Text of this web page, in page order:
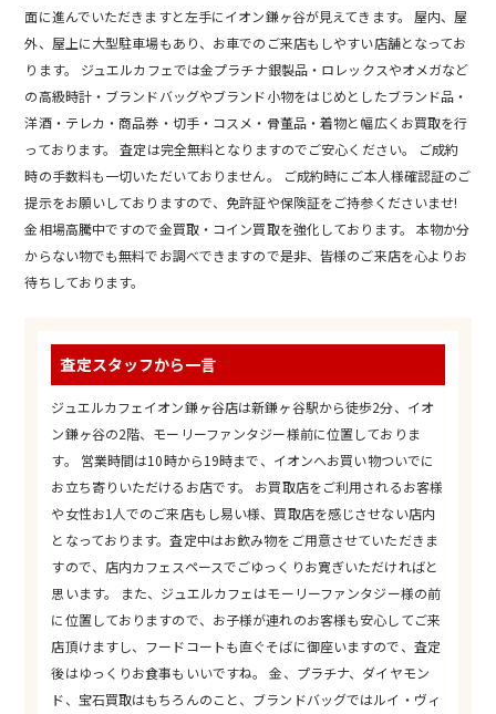
面に進んでいただきますと左手にイオン鎌ヶ谷が見えてきます。 屋内、屋
外、屋上に大型駐車場もあり、お車でのご来店もしやすい店舗となってお
ります。 ジュエルカフェでは金プラチナ銀製品・ロレックスやオメガなど
の高級時計・ブランドバッグやブランド小物をはじめとしたブランド品・
洋酒・テレカ・商品券・切手・コスメ・骨董品・着物と幅広くお買取を行
っております。 査定は完全無料となりますのでご安心ください。 ご成約
時の手数料も一切いただいておりません。 ご成約時にご本人様確認証のご
提示をお願いしておりますので、免許証や保険証をご持参くださいませ!
金相場高騰中ですので金買取・コイン買取を強化しております。 本物か分
からない物でも無料でお調べできますので是非、皆様のご来店を心よりお
待ちしております。
査定スタッフから一言
ジュエルカフェイオン鎌ヶ谷店は新鎌ヶ谷駅から徒歩2分、イオ
ン鎌ヶ谷の2階、モーリーファンタジー様前に位置しておりま
す。 営業時間は10時から19時まで、イオンへお買い物ついでに
お立ち寄りいただけるお店です。 お買取店をご利用されるお客様
や女性お1人でのご来店もし易い様、買取店を感じさせない店内
となっております。査定中はお飲み物をご用意させていただきま
すので、店内カフェスペースでごゆっくりお寛ぎいただければと
思います。 また、ジュエルカフェはモーリーファンタジー様の前
に位置しておりますので、お子様が連れのお客様も安心してご来
店頂けますし、フードコートも直ぐそばに御座いますので、査定
後はゆっくりお食事もいいですね。 金、プラチナ、ダイヤモン
ド、宝石買取はもちろんのこと、ブランドバッグではルイ・ヴィ